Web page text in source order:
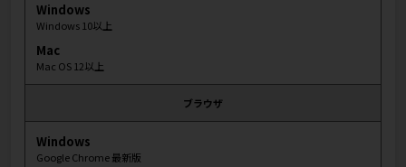
Windows
Windows 10以上
Mac
Mac OS 12以上
ブラウザ
Windows
Google Chrome 最新版